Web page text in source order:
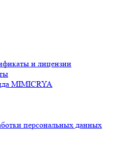
и лицензии
MIMICRYA
персональных данных